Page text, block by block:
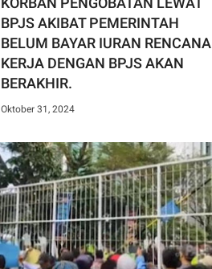
BPJS AKIBAT PEMERINTAH
BELUM BAYAR IURAN RENCANA
KERJA DENGAN BPJS AKAN
BERAKHIR.
Oktober 31, 2024